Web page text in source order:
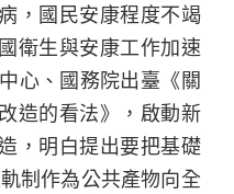
，國民安康程度不竭
衛生與安康工作加速
心、國務院出臺《關
造的看法》，啟動新
，明白提出要把基礎
制作為公共產物向全